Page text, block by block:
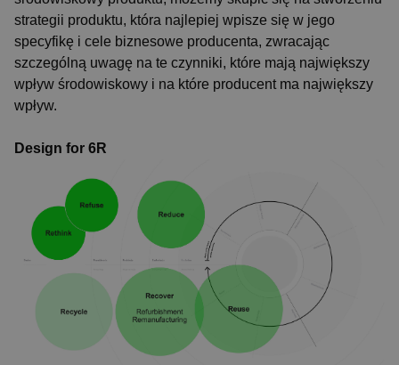
strategii produktu, która najlepiej wpisze się w jego
specyfikę i cele biznesowe producenta, zwracając
szczególną uwagę na te czynniki, które mają największy
wpływ środowiskowy i na które producent ma największy
wpływ.
Design for 6R